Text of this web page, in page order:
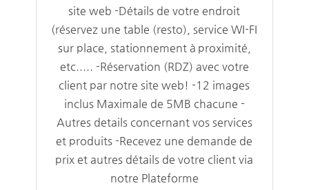
site web -Détails de votre endroit
(réservez une table (resto), service WI-FI
sur place, stationnement à proximité,
etc..... -Réservation (RDZ) avec votre
client par notre site web! -12 images
inclus Maximale de 5MB chacune -
Autres details concernant vos services
et produits -Recevez une demande de
prix et autres détails de votre client via
notre Plateforme